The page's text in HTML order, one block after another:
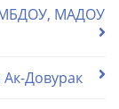
МБДОУ, МАДОУ
Ак-Довурак